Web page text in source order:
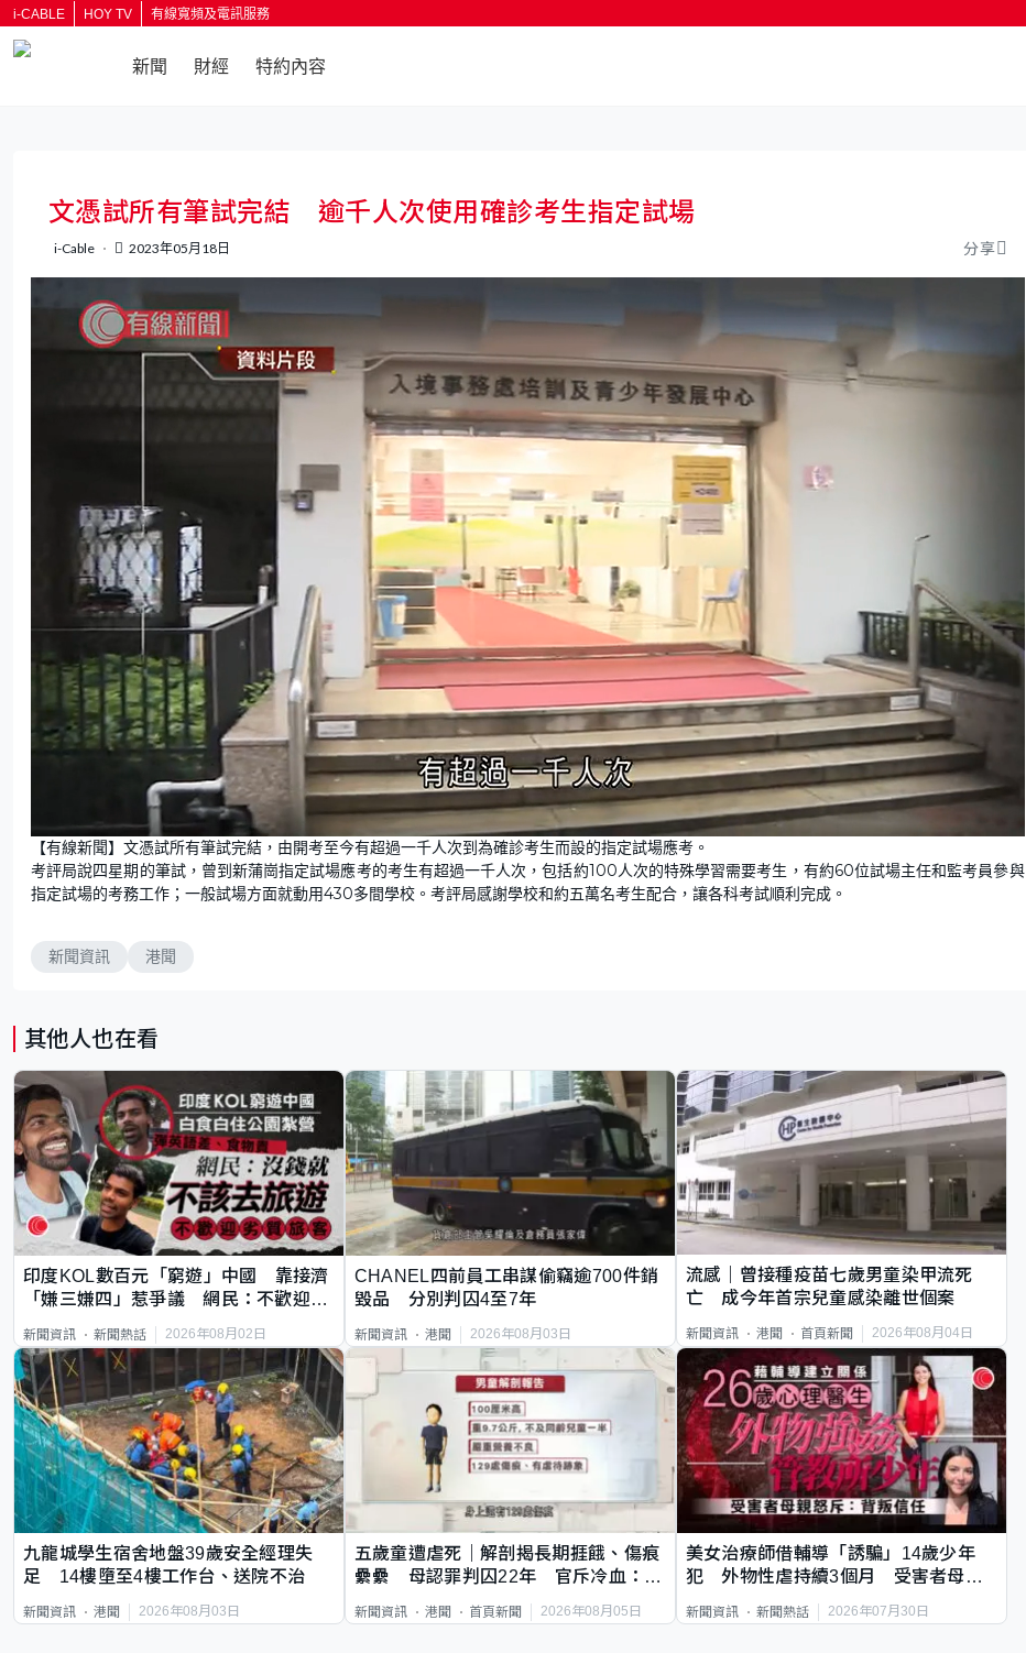
i-CABLE HOY TV 有線寬頻及電訊服務
新聞 財經 特約內容
文憑試所有筆試完結 逾千人次使用確診考生指定試場
i-Cable 2023年05月18日 分享
U
n
m
u
t
e
L
a
d
e
d
:
7
【有線新聞】文憑試所有筆試完結，由開考至今有超過一千人次到為確診考生而設的指定試場應考。
考評局說四星期的筆試，曾到新蒲崗指定試場應考的考生有超過一千人次，包括約100人次的特殊學習需要考生，有約60位試場主任和監考員參與
指定試場的考務工作；一般試場方面就動用430多間學校。考評局感謝學校和約五萬名考生配合，讓各科考試順利完成。
新聞資訊 港聞
其他人也在看
印度KOL數百元「窮遊」中國 靠接濟
「嫌三嫌四」惹爭議 網民：不歡迎劣
新聞資訊 新聞熱話 2026年08月02日
CHANEL四前員工串謀偷竊逾700件銷
毀品 分別判囚4至7年
新聞資訊 港聞 2026年08月03日
流感｜曾接種疫苗七歲男童染甲流死
亡 成今年首宗兒童感染離世個案
新聞資訊 港聞 首頁新聞 2026年08月04日
九龍城學生宿舍地盤39歲安全經理失
足 14樓墮至4樓工作台、送院不治
新聞資訊 港聞 2026年08月03日
五歲童遭虐死｜解剖揭長期捱餓、傷痕
纍纍 母認罪判囚22年 官斥冷血：同
新聞資訊 港聞 首頁新聞 2026年08月05日
美女治療師借輔導「誘騙」14歲少年
犯 外物性虐持續3個月 受害者母：
新聞資訊 新聞熱話 2026年07月30日